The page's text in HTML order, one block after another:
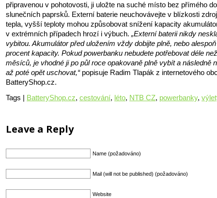
připravenou v pohotovosti, ji uložte na suché místo bez přímého
slunečních paprsků. Externí baterie neuchovávejte v blízkosti
tepla, vyšší teploty mohou způsobovat snížení kapacity
v extrémních případech hrozí i výbuch. „Externí baterii nikdy
vybitou. Akumulátor před uložením vždy dobijte plně, nebo
procent kapacity. Pokud powerbanku nebudete potřebovat déle
měsíců, je vhodné ji po půl roce opakovaně plně vybít a následně
až poté opět uschovat,“popisuje Radim Tlapák z internetového
BatteryShop.cz.
Tags | BatteryShop.cz, cestování, léto, NTB CZ, powerbanky,
Leave a Reply
Name (požadováno)
Mail (will not be published) (požadováno)
Website